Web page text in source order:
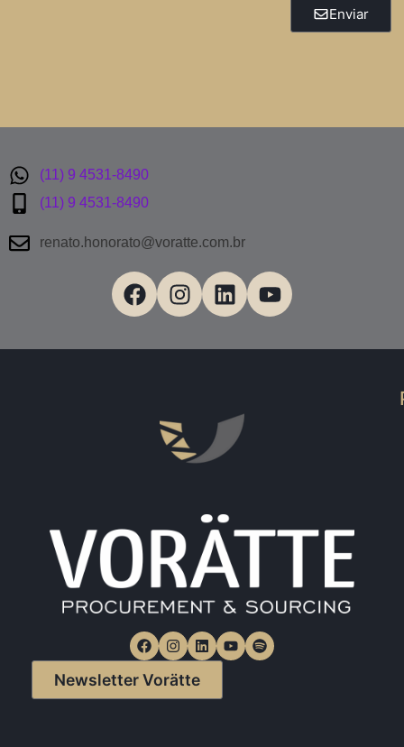
Enviar
(11) 9 4531-8490
(11) 9 4531-8490
renato.honorato@voratte.com.br
Newsletter Vorätte